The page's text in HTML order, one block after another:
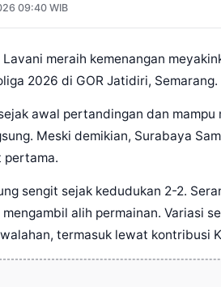
09:40 WIB
Lavani meraih kemenangan
2026 di GOR Jatidiri, Semarang.
awal pertandingan dan
Meski demikian, Surabaya
pertama.
sengit sejak kedudukan 2-2.
alih permainan. Variasi
termasuk lewat kontribusi